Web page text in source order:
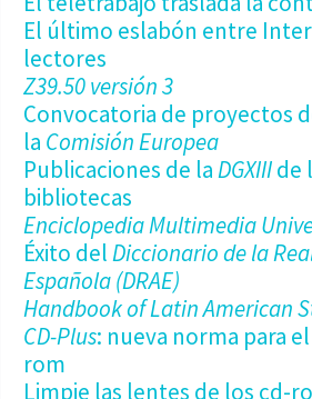
El último eslabón entre
lectores
Z39.50 versión 3
Convocatoria de proyectos
la Comisión Europea
Publicaciones de laDGXIIIde
bibliotecas
Enciclopedia Multimedia
Éxito delDiccionario de la
Española (DRAE)
Handbook of Latin American
CD-Plus: nueva norma para
rom
Limpie las lentes de los cd-